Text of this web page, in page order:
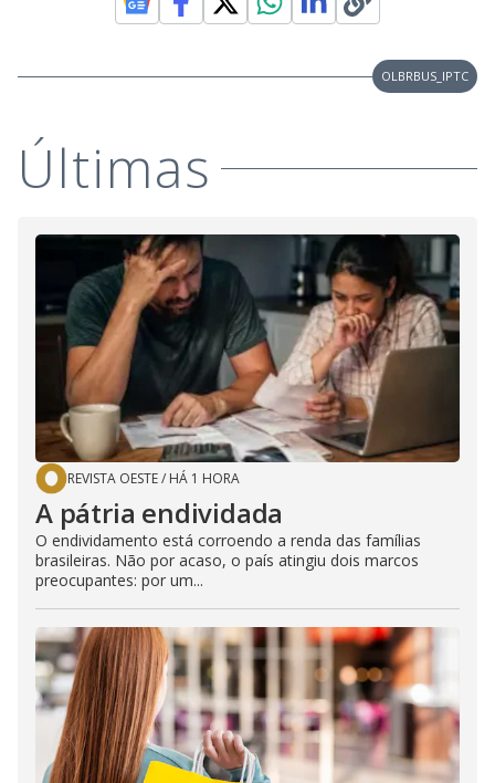
OLBRBUS_IPTC
Últimas
REVISTA OESTE/ HÁ 1 HORA
A pátria endividada
O endividamento está corroendo a renda das famílias
brasileiras. Não por acaso, o país atingiu dois marcos
preocupantes: por um...